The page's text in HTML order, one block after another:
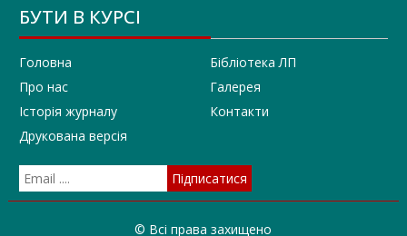
БУТИ В КУРСІ
Головна
Про нас
Історія журналу
Друкована версія
Бібліотека ЛП
Галерея
Контакти
© Всі права захищено